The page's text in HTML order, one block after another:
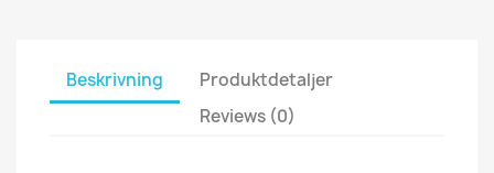
Beskrivning
Produktdetaljer
Reviews (0)